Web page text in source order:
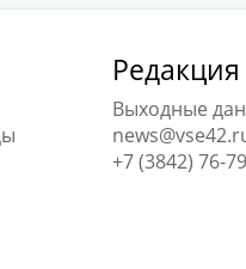
Редакция
Выходные
+7 (3842) 76-